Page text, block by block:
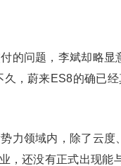
的问题，李斌却略显
久，蔚来ES8的确已
力领域内，除了云度
，还没有正式出现能